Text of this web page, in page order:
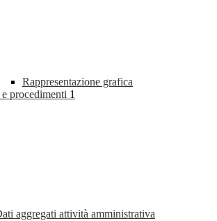
Rappresentazione grafica
procedimenti 1
aggregati attività amministrativa